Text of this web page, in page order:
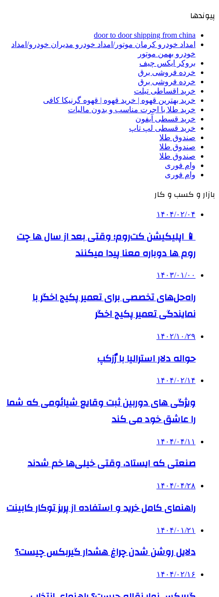
پیوندها
door to door shipping from china
امداد خودرو کرمان موتور/امداد خودرو مدیران خودرو/امداد
خودرو بهمن موتور
بروکر ایکس چیف
خرده فروشی برق
خرده فروشی برق
خرید اقساطی تبلت
خرید بهترین قهوه | خرید قهوه | قهوه گرنیکا کافی
خرید طلا با اجرت مناسب و بدون مالیات
خرید قسطی آیفون
خرید قسطی لپ تاپ
صندوق طلا
صندوق طلا
صندوق طلا
وام فوری
وام فوری
بازار و کسب و کار
۱۴۰۴/۰۲/۰۴
📱 اپلیکیشن کت‌روم؛ وقتی بعد از سال ها چت
روم ها دوباره معنا پیدا میکنند
۱۴۰۳/۰۱/۰۰
راه‌حل‌های تخصصی برای تعمیر پکیج اخگر با
نمایندگی تعمیر پکیج اخگر
۱۴۰۲/۱۰/۲۹
حواله دلار استرالیا با رٌزکپ
۱۴۰۴/۰۲/۱۴
ویژگی های دوربین ثبت وقایع شیائومی که شما
را عاشق خود می کند
۱۴۰۴/۰۴/۱۱
صنعتی که ایستاد، وقتی خیلی‌ها خم شدند
۱۴۰۴/۰۴/۲۸
راهنمای کامل خرید و استفاده از پریز توکار کابینت
۱۴۰۴/۰۱/۲۱
دلایل روشن شدن چراغ هشدار گیربکس چیست؟
۱۴۰۴/۰۲/۱۶